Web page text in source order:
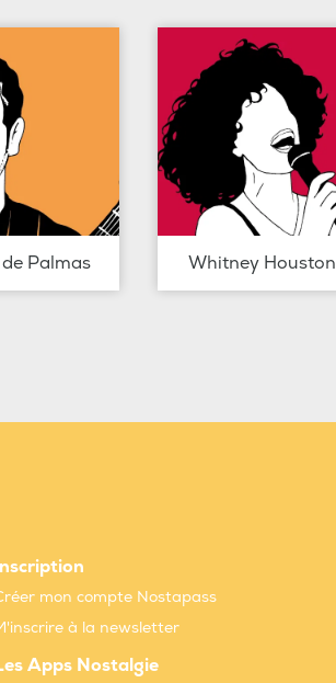
Palmas Whitney Houston
mon compte Nostapass
à la newsletter
Apps Nostalgie